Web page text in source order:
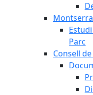
Parc
Consell